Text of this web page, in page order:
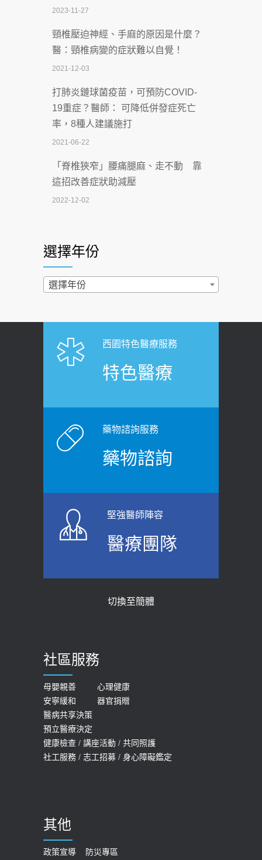
2026-07-07
深耕萬華55年 西園醫院回顧發展歷程與
智慧 醫療布局
2026-07-06
【115年臺北市「防癌保衛戰：健康好禮
一手刮」】 宣導
2026-07-02
2026-07-02
4連霸議員黃秋澤癌逝！食道癌為何奪命
西園醫院55周年 7／10捐血公益活動 邀
民眾熱血響應
2026-06-30
健康肛門痛都是痔瘡?醫談瘍瘍瘻管與肛
裂差異 逾50歲民眾可做1事
原則避免血糖血壓飆高
2026-06-08
上班常待在冷氣房？小心泌尿道感染
醫示警：1病症嚴重恐喪命
2026-05-21
女性必看國健署公費懶人包！這幾項檢
查完全免費 沒做虧大了
2026-05-14
2023-11-27
頸椎壓迫神經、手麻的原因是什麼？
醫：頸椎病變的症狀難以自覺！
2021-12-03
打肺炎鏈球菌疫苗，可預防COVID-
19重症？醫師： 可降低併發症死亡
率，8種人建議施打
2021-06-22
「脊椎狹窄」腰痛腿麻、走不動 靠
這招改善症狀助減壓
2022-12-02
2022-02-17
過量維生素D和鈣恐罹癌? 醫師釋
「落枕」不要大力按脖子！ 1招「伸
展運動」預防落枕
老後睡不好、夜間易跌倒
2021-03-05
骨科魏志定主任接受專訪 【年代電視
質密度檢查！醫：注意5重點可逆轉
膝蓋退化有9大部位 骨科醫坦言：不
一定得換人工關節
2019-10-08
20歲迪士尼男星因癲癇猝逝 老人小
孩最好發、醫師點出8大前兆
2019-07-09
預約
選擇年份
選擇年份
西園特色醫療服務
特色醫療
藥物諮詢服務
藥物諮詢
堅強醫師陣容
醫療團隊
切換至簡體
社區服務
母嬰親善
心理健康
安寧緩和
器官捐贈
醫病共享決策
預立醫療決定
健康檢查 / 講座活動 / 共同照護
社工服務 / 志工招募 / 身心障礙鑑定
其他
政策宣導
防災專區